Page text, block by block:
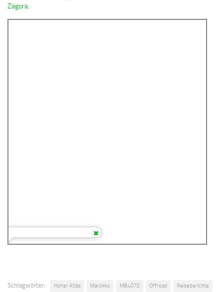
Zagora.
Schlagwörter: Hoher Atlas Marokko MB407D Offroad Reiseberichte